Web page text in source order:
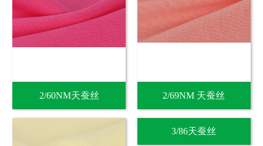
2/60NM天蚕丝 2/69NM 天蚕丝
3/86天蚕丝